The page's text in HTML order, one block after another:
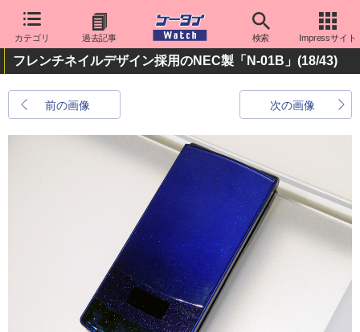
カテゴリ 過去記事 検索 Impressサイト
フレンチネイルデザイン採用のNEC製「N-01B」 (18/43)
前の画像 次の画像